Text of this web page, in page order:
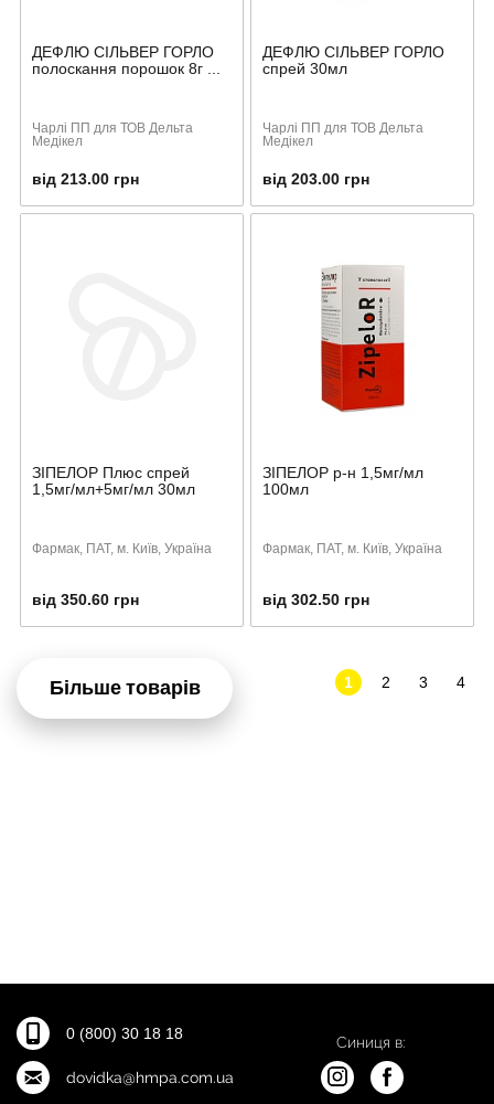
ДЕФЛЮ СІЛЬВЕР ГОРЛО
полоскання порошок 8г ...
Чарлі ПП для ТОВ Дельта
Медікел
від 213.00 грн
ДЕФЛЮ СІЛЬВЕР ГОРЛО
спрей 30мл
Чарлі ПП для ТОВ Дельта
Медікел
від 203.00 грн
ЗІПЕЛОР Плюс спрей
1,5мг/мл+5мг/мл 30мл
Фармак, ПАТ, м. Київ, Україна
від 350.60 грн
ЗІПЕЛОР р-н 1,5мг/мл
100мл
Фармак, ПАТ, м. Київ, Україна
від 302.50 грн
Більше товарів 1 2 3 4
0 (800) 30 18 18
dovidka@hmpa.com.ua
Синиця в: